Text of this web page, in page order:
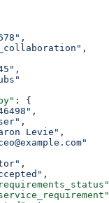
,
,
,
: {
,
,
Levie" ,
,
,